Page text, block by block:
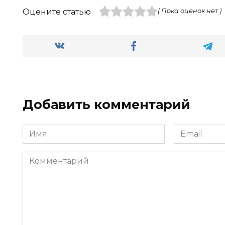
Оцените статью ( Пока оценок нет )
Добавить комментарий
Имя
*
Email
*
Комментарий